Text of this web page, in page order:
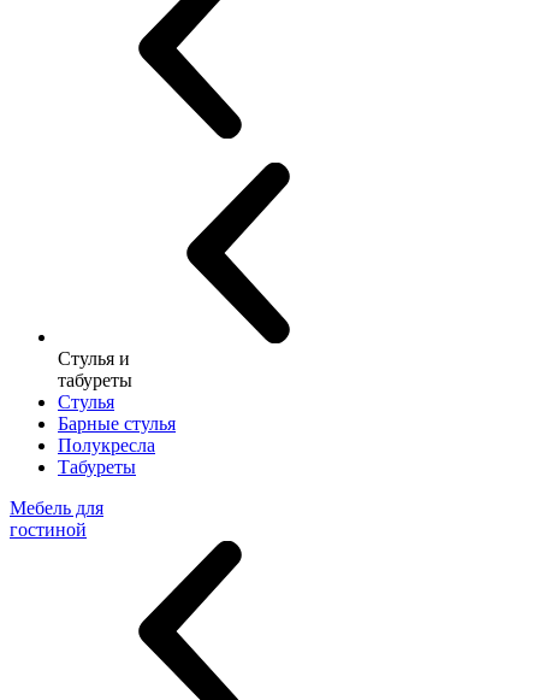
Стулья и
табуреты
Стулья
Барные стулья
Полукресла
Табуреты
Мебель для
гостиной